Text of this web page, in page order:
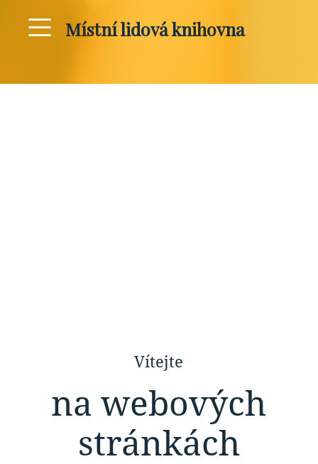
Místní lidová knihovna
Vítejte
nawebových
stránkách